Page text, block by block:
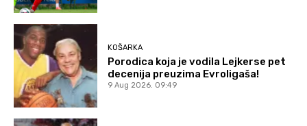
KOŠARKA
Porodica koja je vodila Lejkerse pet
decenija preuzima Evroligaša!
9 Aug 2026. 09:49